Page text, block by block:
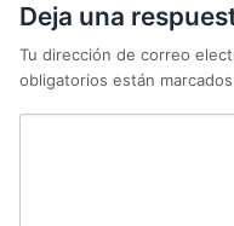
Deja una
Tu dirección de correo
obligatorios están